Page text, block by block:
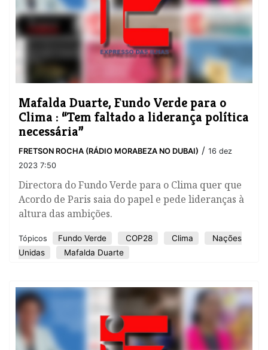
Mafalda Duarte, Fundo Verde para o
Clima : “Tem faltado a liderança política
necessária”
FRETSON ROCHA (RÁDIO MORABEZA NO DUBAI) / 16 dez
2023 7:50
Directora do Fundo Verde para o Clima quer que
Acordo de Paris saia do papel e pede lideranças à
altura das ambições.
Tópicos Fundo Verde COP28 Clima
Nações
Unidas
Mafalda Duarte